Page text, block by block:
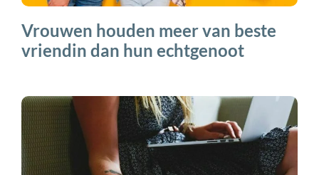
Vrouwen houden meer van beste
vriendin dan hun echtgenoot